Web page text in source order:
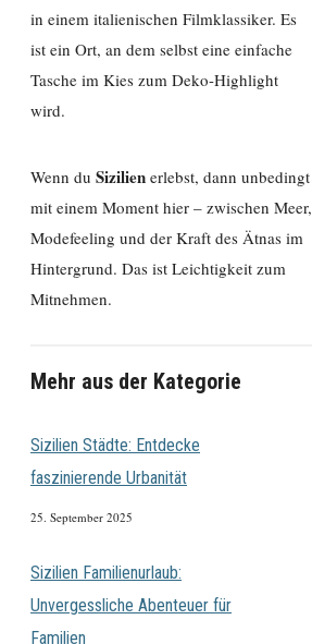
in einem italienischen Filmklassiker. Es
ist ein Ort, an dem selbst eine einfache
Tasche im Kies zum Deko-Highlight
wird.
Wenn du Sizilien erlebst, dann unbedingt
mit einem Moment hier – zwischen Meer,
Modefeeling und der Kraft des Ätnas im
Hintergrund. Das ist Leichtigkeit zum
Mitnehmen.
Mehr aus der Kategorie
Sizilien Städte: Entdecke
faszinierende Urbanität
25. September 2025
Sizilien Familienurlaub:
Unvergessliche Abenteuer für
Familien